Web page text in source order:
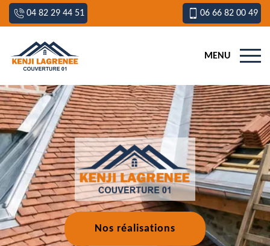
04 82 29 44 51 06 66 82 00 49
MENU
Nos réalisations